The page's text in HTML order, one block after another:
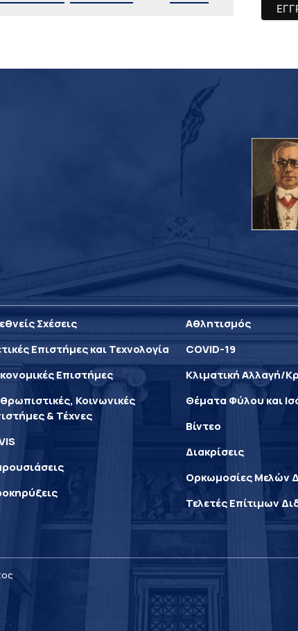
Σχέσεις
Επιστήμες και Τεχνολογία
Επιστήμες
Κοινωνικές
& Τέχνες
Αθλητισμός
COVID-19
Κλιματική Αλλαγή/
Θέματα Φύλου και
Βίντεο
Διακρίσεις
Ορκωμοσίες Μελών
Τελετές Επίτιμων